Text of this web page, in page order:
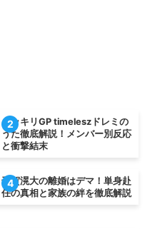
2
ドッキリGP timeleszドレミの
うた徹底解説！メンバー別反応
と衝撃結末
4
千賀滉大の離婚はデマ！単身赴
任の真相と家族の絆を徹底解説